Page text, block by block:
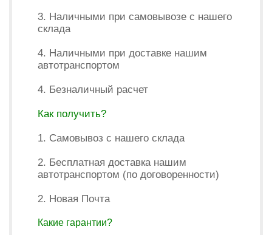
3. Наличными при самовывозе с нашего
склада
4. Наличными при доставке нашим
автотранспортом
4. Безналичный расчет
Как получить?
1. Самовывоз с нашего склада
2. Бесплатная доставка нашим
автотранспортом (по договоренности)
2. Новая Почта
Какие гарантии?